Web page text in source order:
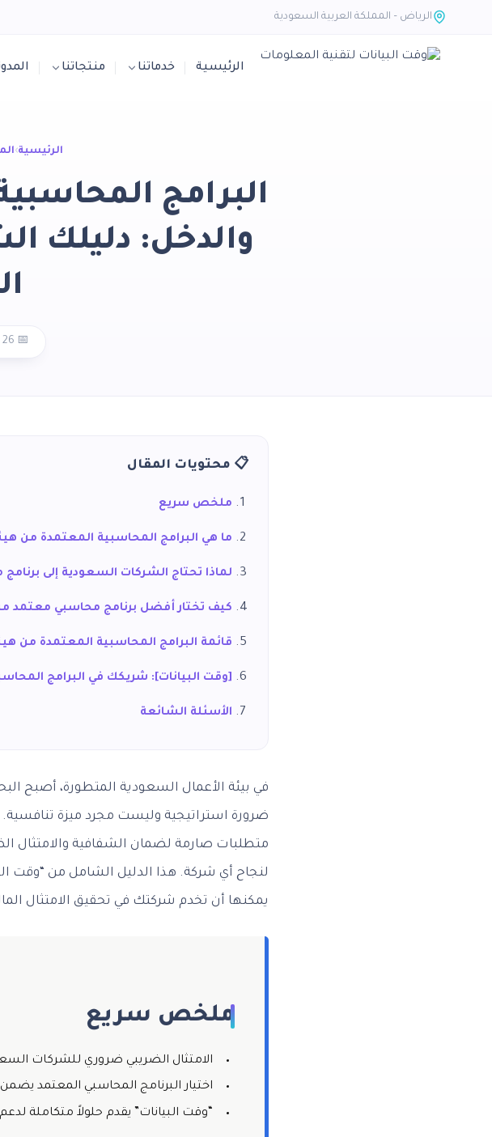
الرياض – المملكة العربية السعودية
الرئيسية خدماتنا منتجاتنا
الرئيسية›
البرامج
والدخل: دليلك
📅 26 مارس 2026
📋 محتويات المقال
ملخص سريع
ما هي البرامج المحاسبية المعتمدة من
لماذا تحتاج الشركات السعودية إلى
كيف تختار أفضل برنامج محاسبي معتمد
قائمة البرامج المحاسبية المعتمدة من
[وقت البيانات]: شريكك في البرامج
الأسئلة الشائعة
في بيئة الأعمال السعودية المتطورة، أصبح
متطلبات صارمة لضمان الشفافية والامتثال
لنجاح أي شركة. هذا الدليل الشامل من “وقت
يمكنها أن تخدم شركتك في تحقيق الامتثال
ملخص سريع
الامتثال الضريبي ضروري للشركات
اختيار البرنامج المحاسبي المعتمد
“وقت البيانات” يقدم حلولاً متكاملة